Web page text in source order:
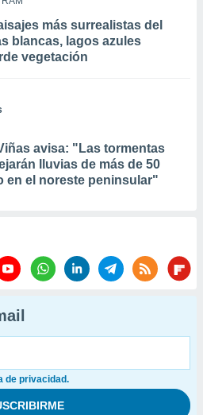
más surrealistas del
blancas, lagos azules
vegetación
avisa: "Las tormentas
lluvias de más de 50
en el noreste peninsular"
de privacidad.